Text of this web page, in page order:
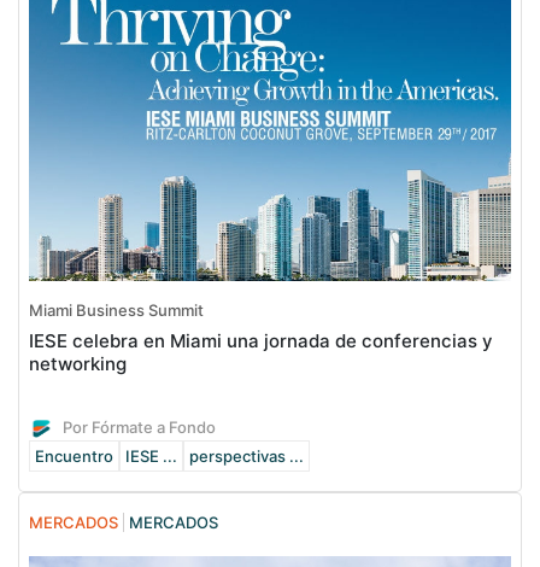
Miami Business Summit
IESE celebra en Miami una jornada de conferencias y
networking
Por Fórmate a Fondo
Encuentro
IESE ... perspectivas ...
MERCADOS MERCADOS